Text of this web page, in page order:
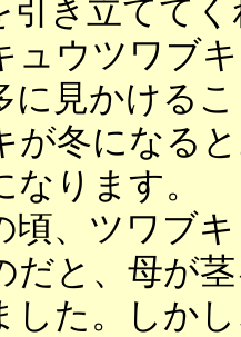
引き立てて
ュウツワブ
に見かける
が冬になる
ります。
、ツワブ
だと、母が
した。しか